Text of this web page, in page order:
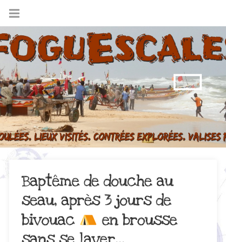
Baptême de douche au
seau, après 3 jours de
bivouac
en brousse